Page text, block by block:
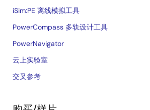
iSim:PE 离线模拟工具
PowerCompass 多轨设计工具
PowerNavigator
云上实验室
交叉参考